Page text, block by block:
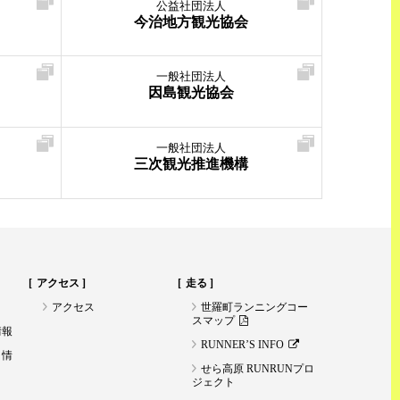
公益社団法人
今治地方観光協会
一般社団法人
因島観光協会
一般社団法人
三次観光推進機構
アクセス
アクセス
走る
世羅町ランニングコー
スマップ
RUNNER’S INFO
せら高原 RUNRUNプロ
ジェクト